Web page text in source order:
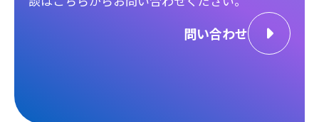
問い合わせ